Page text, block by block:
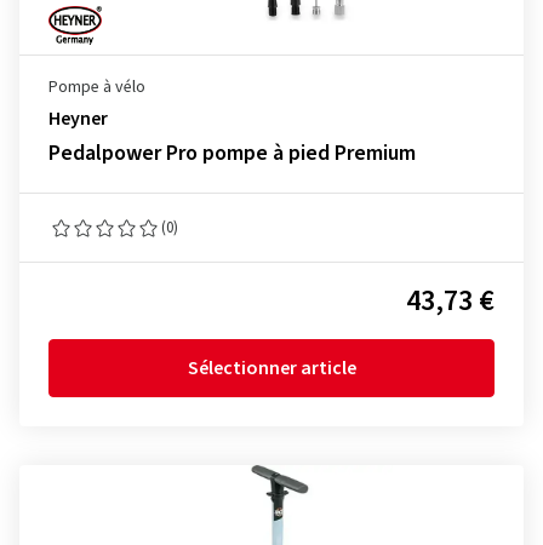
Pompe à vélo
Heyner
Pedalpower Pro pompe à pied Premium
(0)
43,73 €
Sélectionner article